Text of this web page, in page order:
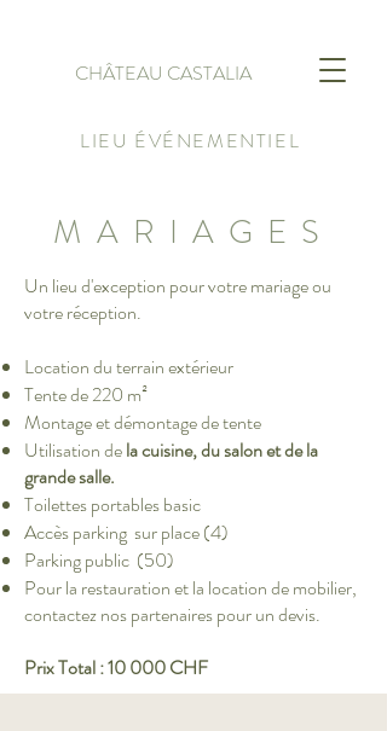
CHÂTEAU CASTALIA
LIEU ÉVÉNEMENTIEL
MARIAGES
Un lieu d'exception pour votre mariage ou
votre réception.
Location du terrain extérieur
Tente de 220 m²
Montage et démontage de tente
Utilisation dela cuisine, du salon et de la
grande salle.
Toilettes portables basic
Accès parking sur place (4)
Parking public (50)
Pour la restauration et la location de mobilier,
contactez nos partenaires pour un devis.
Prix Total : 10 000 CHF